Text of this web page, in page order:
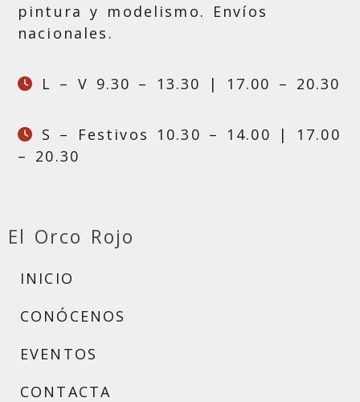
pintura y modelismo. Envíos
nacionales.
L – V 9.30 – 13.30 | 17.00 – 20.30
S – Festivos 10.30 – 14.00 | 17.00
– 20.30
El Orco Rojo
INICIO
CONÓCENOS
EVENTOS
CONTACTA